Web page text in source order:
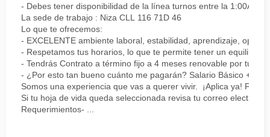
- Debes tener disponibilidad de la línea turnos entre la 1:00AM
La sede de trabajo : Niza CLL 116 71D 46
Lo que te ofrecemos:
- EXCELENTE ambiente laboral, estabilidad, aprendizaje,
- Respetamos tus horarios, lo que te permite tener un equilibrio
- Tendrás Contrato a término fijo a 4 meses renovable por tu
- ¿Por esto tan bueno cuánto me pagarán? Salario Básico +
Somos una experiencia que vas a querer vivir. ¡Aplica ya!
Si tu hoja de vida queda seleccionada revisa tu correo
Requerimientos- ...